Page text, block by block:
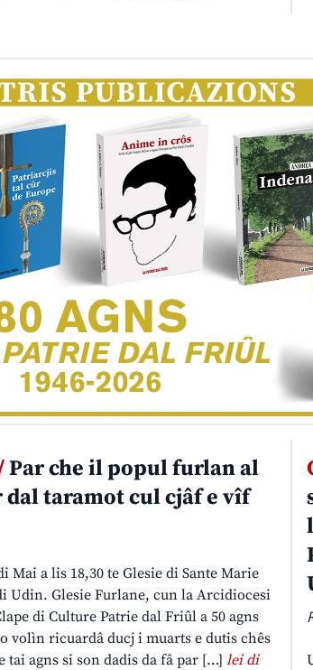
Par che il popul furlan al
taramot cul cjâf e vîf
Mai a lis 18,30 te Glesie di Sante Marie
Udin. Glesie Furlane, cun la Arcidiocesi
di Culture Patrie dal Friûl a 50 agns
volìn ricuardâ ducj i muarts e dutis chês
tai agns si son dadis da fâ par […] lei di